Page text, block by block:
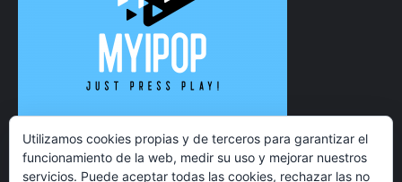
Utilizamos cookies propias y de terceros para garantizar el
funcionamiento de la web, medir su uso y mejorar nuestros
servicios. Puede aceptar todas las cookies, rechazar las no